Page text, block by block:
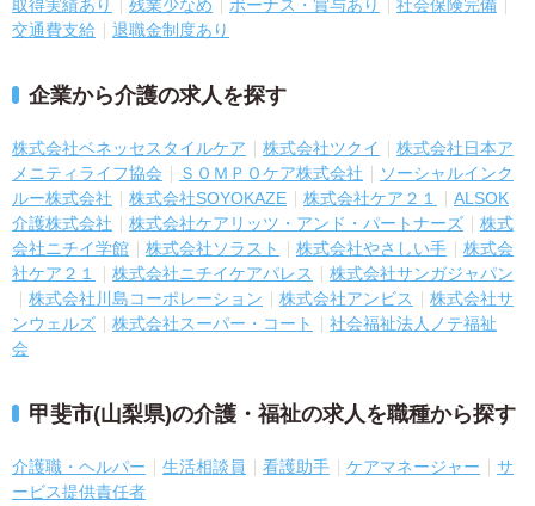
取得実績あり 残業少なめ ボーナス・賞与あり
社会保険完備
交通費支給
退職金制度あり
企業から介護の求人を探す
株式会社ベネッセスタイルケア 株式会社ツクイ
株式会社日本ア
メニティライフ協会
ＳＯＭＰＯケア株式会社
ソーシャルインク
ルー株式会社
株式会社SOYOKAZE 株式会社ケア２１
ALSOK
介護株式会社
株式会社ケアリッツ・アンド・パートナーズ
株式
会社ニチイ学館
株式会社ソラスト 株式会社やさしい手
株式会
社ケア２１
株式会社ニチイケアパレス
株式会社サンガジャパン
株式会社川島コーポレーション
株式会社アンビス
株式会社サ
ンウェルズ
株式会社スーパー・コート
社会福祉法人ノテ福祉
会
甲斐市(山梨県)の介護・福祉の求人を職種から探す
介護職・ヘルパー 生活相談員 看護助手 ケアマネージャー
サ
ービス提供責任者